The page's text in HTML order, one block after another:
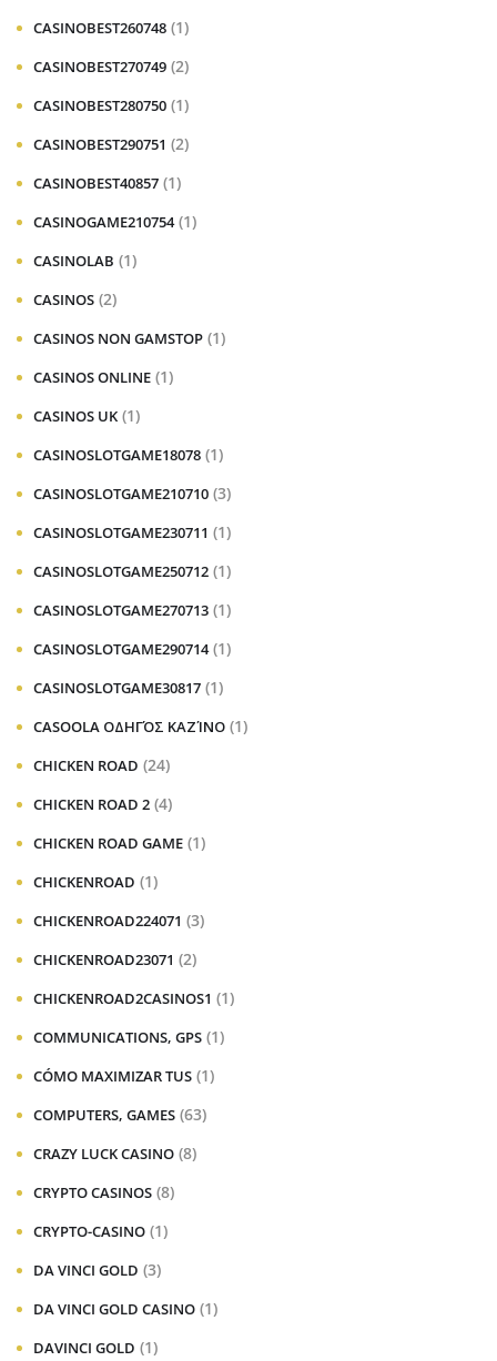
CASINOBEST260748 (1)
CASINOBEST270749 (2)
CASINOBEST280750 (1)
CASINOBEST290751 (2)
CASINOBEST40857 (1)
CASINOGAME210754 (1)
CASINOLAB (1)
CASINOS (2)
CASINOS NON GAMSTOP (1)
CASINOS ONLINE (1)
CASINOS UK (1)
CASINOSLOTGAME18078 (1)
CASINOSLOTGAME210710 (3)
CASINOSLOTGAME230711 (1)
CASINOSLOTGAME250712 (1)
CASINOSLOTGAME270713 (1)
CASINOSLOTGAME290714 (1)
CASINOSLOTGAME30817 (1)
CASOOLA ΟΔΗΓΌΣ ΚΑΖΊΝΟ (1)
CHICKEN ROAD (24)
CHICKEN ROAD 2 (4)
CHICKEN ROAD GAME (1)
CHICKENROAD (1)
CHICKENROAD224071 (3)
CHICKENROAD23071 (2)
CHICKENROAD2CASINOS1 (1)
COMMUNICATIONS, GPS (1)
CÓMO MAXIMIZAR TUS (1)
COMPUTERS, GAMES (63)
CRAZY LUCK CASINO (8)
CRYPTO CASINOS (8)
CRYPTO-CASINO (1)
DA VINCI GOLD (3)
DA VINCI GOLD CASINO (1)
DAVINCI GOLD (1)